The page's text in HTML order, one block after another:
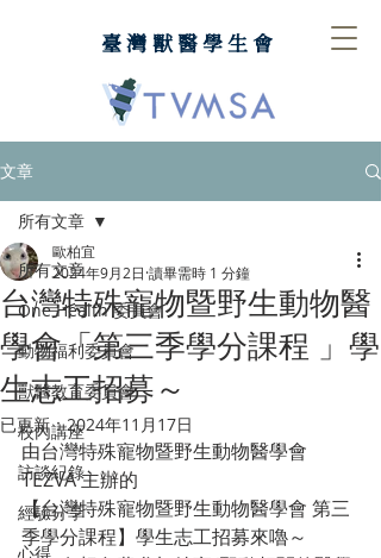
臺灣獸醫學生會
文章
所有文章
One Health 委員會
動物福利委員會
獸醫教育委員會
校內講座
訪談紀錄
經驗分享
心得
所有文章
台灣特殊寵物暨野生動物醫
學會「第三季學分課程 」學
生志工招募～
歐柏宜
2024年9月2日 讀畢需時 1 分鐘
已更新：2024年11月17日
由台灣特殊寵物暨野生動物醫學會
TEZVA ⁡主辦的
【台灣特殊寵物暨野生動物醫學會 第三
季學分課程】⁡學生志工招募來嚕～